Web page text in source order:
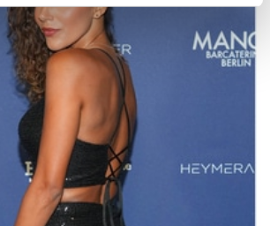
(Fingerprinting) identifizieren
darüber, wie Ihre persönlichen Daten
und legen Sie Ihre Präferenzen im
um Inhalte und Anzeigen zu
für soziale Medien anbieten
Zugriffe auf unsere Website zu
geben wir Informationen zu Ihrer
Website an unsere Partner für